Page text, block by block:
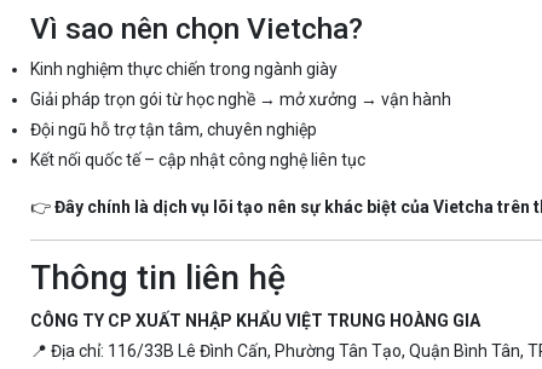
Vì sao nên chọn Vietcha?
Kinh nghiệm thực chiến trong ngành giày
Giải pháp trọn gói từ học nghề → mở xưởng → vận hành
Đội ngũ hỗ trợ tận tâm, chuyên nghiệp
Kết nối quốc tế – cập nhật công nghệ liên tục
👉Đây chính là dịch vụ lõi tạo nên sự khác biệt của Vietcha trên
Thông tin liên hệ
CÔNG TY CP XUẤT NHẬP KHẨU VIỆT TRUNG HOÀNG GIA
📍 Địa chỉ: 116/33B Lê Đình Cấn, Phường Tân Tạo, Quận Bình Tân,